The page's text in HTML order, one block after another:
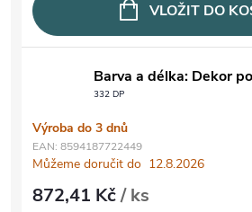
VLOŽIT DO
Barva a délka: Dekor
332 DP
Výroba do 3 dnů
EAN: 8594187722449
Můžeme doručit do 12.8.2026
872,41 Kč/ ks